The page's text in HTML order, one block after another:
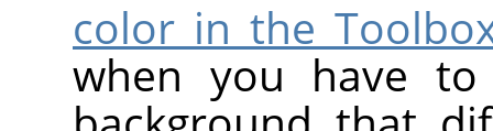
color in the
when you have